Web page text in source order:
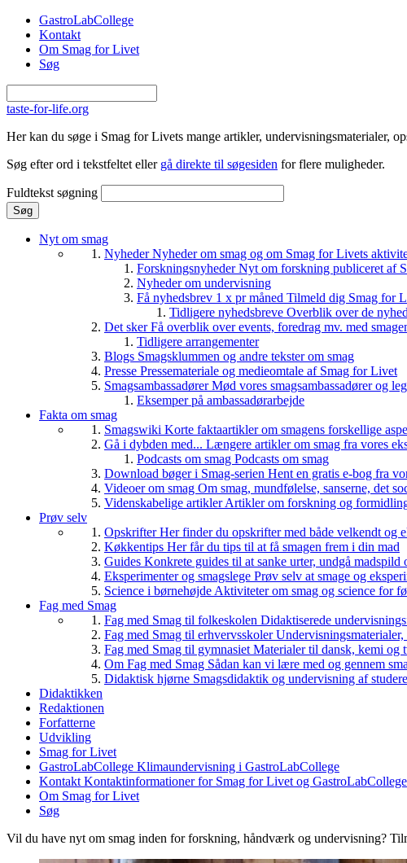
Gå til hovedindhold
GastroLabCollege
Kontakt
Om Smag for Livet
Søg
taste-for-life.org
Her kan du søge i Smag for Livets mange artikler, undervisningsmaterialer,
Søg efter ord i tekstfeltet eller gå direkte til søgesiden for flere muligheder.
Fuldtekst søgning
Nyt om smag
NyhederNyheder om smag og om Smag for Livets
ForskningsnyhederNyt om forskning publiceret af
Nyheder om undervisning
Få nyhedsbrev 1 x pr måned Tilmeld dig Smag for
Tidligere nyhedsbreve Overblik over de
Det skerFå overblik over events, foredrag mv. med
Tidligere arrangementer
Blogs Smagsklummen og andre tekster om smag
Presse Pressemateriale og medieomtale af Smag for Livet
SmagsambassadørerMød vores smagsambassadører og
Eksemper på ambassadørarbejde
Fakta om smag
Smagswiki Korte faktaartikler om smagens forskellige
Gå i dybden med... Længere artikler om smag fra vores
Podcasts om smag Podcasts om smag
Download bøger i Smag-serien Hent en gratis e-bog fra
Videoer om smag Om smag, mundfølelse, sanserne, det
Videnskabelige artiklerArtikler om forskning og
Prøv selv
OpskrifterHer finder du opskrifter med både velkendt og
Køkkentips Her får du tips til at få smagen frem i din mad
Guides Konkrete guides til at sanke urter, undgå madspild
Eksperimenter og smagslege Prøv selv at smage og
Science i børnehøjde Aktiviteter om smag og science for
Fag med Smag
Fag med Smag til folkeskolen Didaktiserede
Fag med Smag til erhvervsskoler
Fag med Smag til gymnasiet Materialer til dansk, kemi og
Om Fag med Smag Sådan kan vi lære med og gennem
Didaktisk hjørne Smagsdidaktik og undervisning af
Didaktikken
Redaktionen
Forfatterne
Udvikling
Smag for Livet
GastroLabCollege Klimaundervisning i GastroLabCollege
Kontakt Kontaktinformationer for Smag for Livet og GastroLabCollege
Om Smag for Livet
Søg
Vil du have nyt om smag inden for forskning, håndværk og undervisning?